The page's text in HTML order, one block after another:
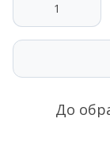
До